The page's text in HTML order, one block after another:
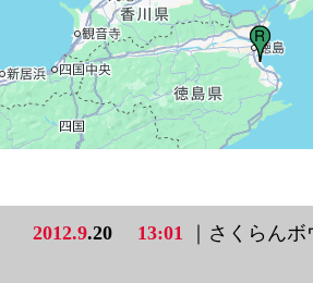
2012.9.20 13:01 ｜さくらんボ